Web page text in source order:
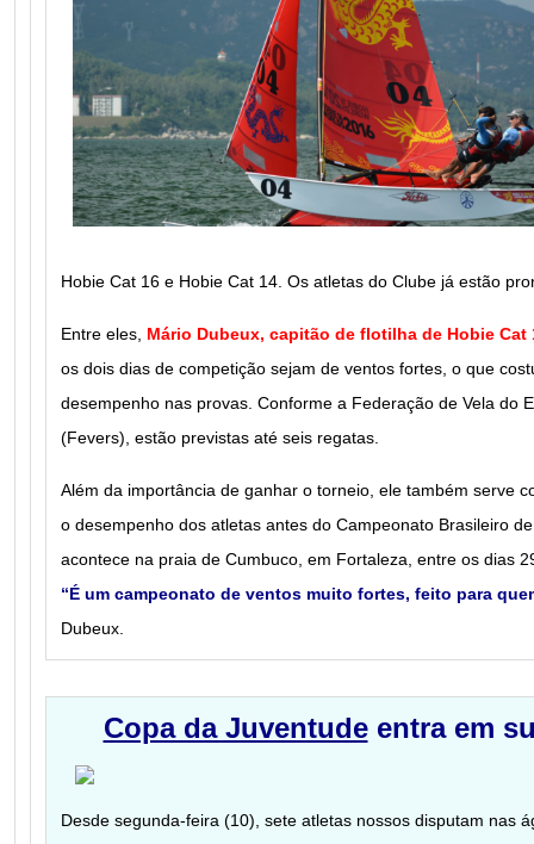
Hobie Cat 16 e Hobie Cat 14. Os atletas do Clube já estão
Entre eles, Mário Dubeux, capitão de flotilha de Hobie Cat
os dois dias de competição sejam de ventos fortes, o que
desempenho nas provas. Conforme a Federação de Vela do
(Fevers), estão previstas até seis regatas.
Além da importância de ganhar o torneio, ele também serve
o desempenho dos atletas antes do Campeonato Brasileiro
acontece na praia de Cumbuco, em Fortaleza, entre os dias
“É um campeonato de ventos muito fortes, feito para
Dubeux.
Copa da Juventudeentra em
Desde segunda-feira (10), sete atletas nossos disputam nas